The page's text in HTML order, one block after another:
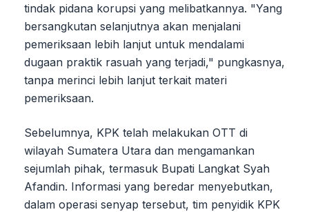
tindak pidana korupsi yang melibatkannya. "Yang
bersangkutan selanjutnya akan menjalani
pemeriksaan lebih lanjut untuk mendalami
dugaan praktik rasuah yang terjadi," pungkasnya,
tanpa merinci lebih lanjut terkait materi
pemeriksaan.
Sebelumnya, KPK telah melakukan OTT di
wilayah Sumatera Utara dan mengamankan
sejumlah pihak, termasuk Bupati Langkat Syah
Afandin. Informasi yang beredar menyebutkan,
dalam operasi senyap tersebut, tim penyidik KPK